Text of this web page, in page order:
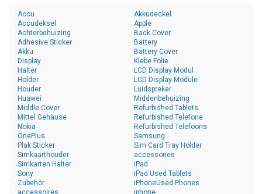
Accu
Accudeksel
Achterbehuizing
Adhesive Sticker
Akku
Akkudeckel
Apple
Back Cover
Battery
Battery Cover
Display
Halter
Holder
Houder
Huawei
Klebe Folie
LCD Display Modul
LCD Display Module
Luidspreker
Middenbehuizing
Middle Cover
Mittel Gehäuse
Nokia
OnePlus
Plak Sticker
Refurbished Tablets
Refurbished Telefone
Refurbished Telefoons
Samsung
Sim Card Tray Holder
Simkaarthouder
Simkarten Halter
Sony
Zubehör
accessoires
accessories
iPad
iPad Used Tablets
iPhoneUsed Phones
iphone